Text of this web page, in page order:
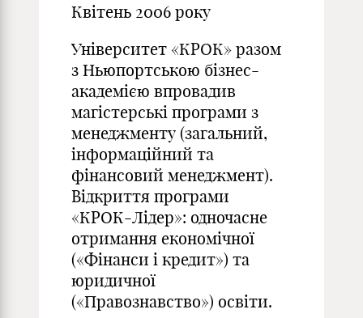
Квітень 2006 року
Університет «КРОК» разом
з Ньюпортською бізнес-
академією впровадив
магістерські програми з
менеджменту (загальний,
інформаційний та
фінансовий менеджмент).
Відкриття програми
«КРОК-Лідер»: одночасне
отримання економічної
(«Фінанси і кредит») та
юридичної
(«Правознавство») освіти.